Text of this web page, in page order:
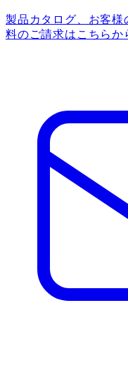
製品カタログ、お客
料のご請求はこちらか